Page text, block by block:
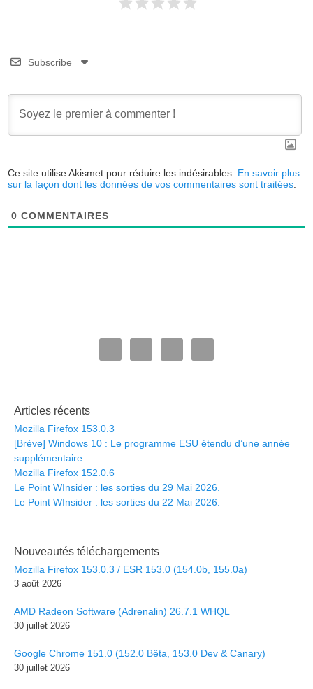
Subscribe
Ce site utilise Akismet pour réduire les indésirables. En savoir plus
sur la façon dont les données de vos commentaires sont traitées
0 COMMENTAIRES
Articles récents
Mozilla Firefox 153.0.3
[Brève] Windows 10 : Le programme ESU étendu d’une année
supplémentaire
Mozilla Firefox 152.0.6
Le Point WInsider : les sorties du 29 Mai 2026.
Le Point WInsider : les sorties du 22 Mai 2026.
Nouveautés téléchargements
Mozilla Firefox 153.0.3 / ESR 153.0 (154.0b, 155.0a)
3 août 2026
AMD Radeon Software (Adrenalin) 26.7.1 WHQL
30 juillet 2026
Google Chrome 151.0 (152.0 Bêta, 153.0 Dev & Canary)
30 juillet 2026